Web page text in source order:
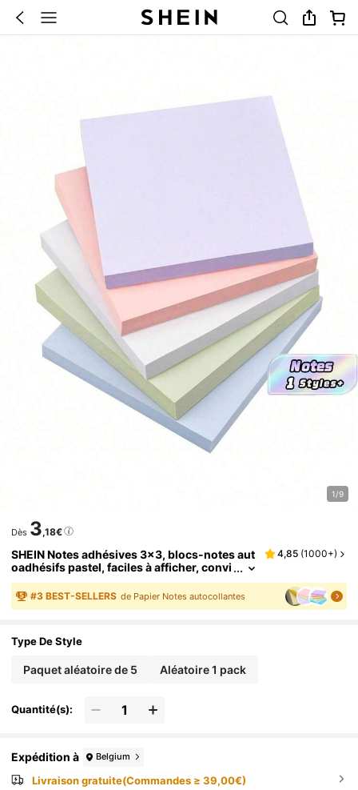
1/9
Dès 3,18€
SHEIN Notes adhésives 3x3, blocs-notes aut
oadhésifs pastel, faciles à afficher, convi
ent pour la maison, le bureau, l'école, 1/5
de bloc (100 feuilles/bloc)
4,85 (1000+)
#3 BEST-SELLERS de Papier Notes autocollantes
Type De Style
Paquet aléatoire de 5 Aléatoire 1 pack
Quantité(s):
Expédition à Belgium
Livraison gratuite(Commandes ≥ 39,00€)